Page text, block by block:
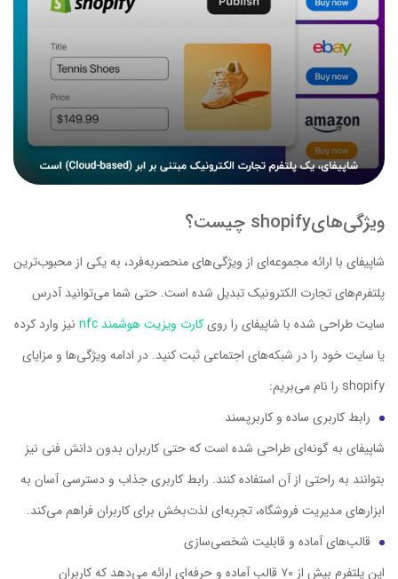
ویژگی‌‌هایshopify چیست؟
شاپیفای با ارائه مجموعه‌ای از ویژگی‌های منحصربه‌فرد، به یکی از محبوب‌ترین
پلتفرم‌های تجارت الکترونیک تبدیل شده است. حتی شما می‌توانید آدرس
سایت طراحی شده با شاپیفای را رویکارت ویزیت هوشمند nfc
نیز وارد کرده
یا سایت خود را در شبکه‌‌های اجتماعی ثبت کنید. در ادامه‌ ویژگی‌ها و مزایای
shopify را نام می‌بریم:
رابط کاربری ساده و کاربرپسند
شاپیفای به گونه‌ای طراحی شده است که حتی کاربران بدون دانش فنی نیز
بتوانند به راحتی از آن استفاده کنند. رابط کاربری جذاب و دسترسی آسان به
ابزارهای مدیریت فروشگاه، تجربه‌ای لذت‌بخش برای کاربران فراهم می‌کند.
قالب‌های آماده و قابلیت شخصی‌سازی
این پلتفرم بیش از ۷۰ قالب آماده و حرفه‌ای ارائه می‌دهد که کاربران